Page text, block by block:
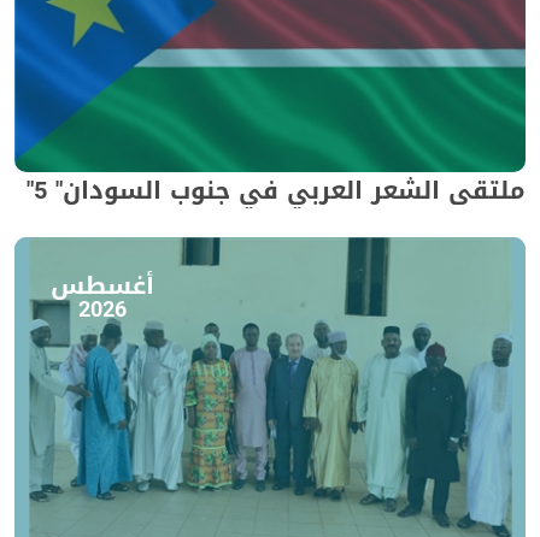
ملتقى الشعر العربي في جنوب السودان" 5"
أغسطس
2026